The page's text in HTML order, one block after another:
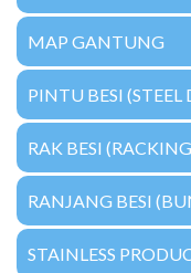
MAP GANTUNG
PINTU BESI (STEEL
RAK BESI
RANJANG BESI
STAINLESS